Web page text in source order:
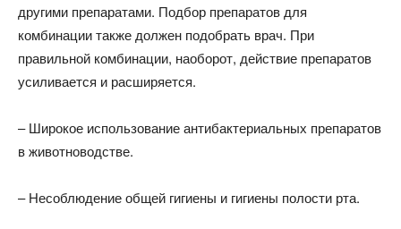
другими препаратами. Подбор препаратов для
комбинации также должен подобрать врач. При
правильной комбинации, наоборот, действие препаратов
усиливается и расширяется.
– Широкое использование антибактериальных препаратов
в животноводстве.
– Несоблюдение общей гигиены и гигиены полости рта.